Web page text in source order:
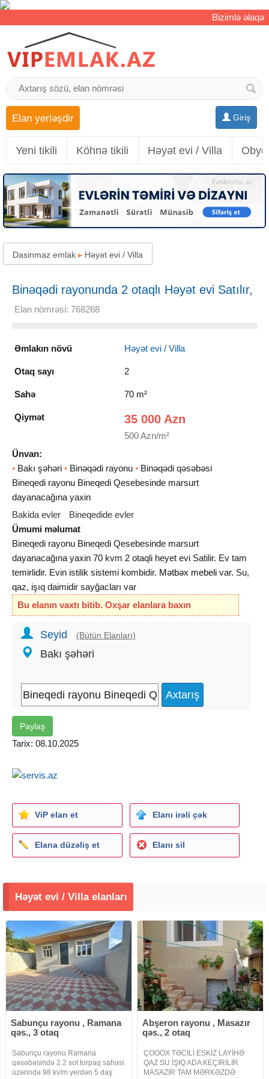
Bizimlə əlaqə
Giriş
Elan yerləşdir
Yeni tikili Köhnə tikili Həyət evi / Villa
Dasinmaz emlak ▸ Həyət evi / Villa
Binəqədi rayonunda 2 otaqlı Həyət evi Satılır,
70 m²
Elan nömrəsi: 768268
Əmlakın növü Həyət evi / Villa
Otaq sayı 2
Sahə 70 m²
Qiymət 35 000 Azn
500 Azn/m²
Ünvan:
• Bakı şəhəri • Binəqədi rayonu • Binəqədi qəsəbəsi
Bineqedi rayonu Bineqedi Qesebesinde marsurt
dayanacağına yaxin
Bakida evler
Bineqedide evler
Ümumi məlumat
Bineqedi rayonu Bineqedi Qesebesinde marsurt
dayanacağına yaxin 70 kvm 2 otaqli heyet evi Satilir. Ev tam
temirlidir. Evin istilik sistemi kombidir. Mətbəx mebeli var. Su,
qaz, işıq daimidir sayğacları var
Bu elanın vaxtı bitib. Oxşar elanlara baxın
Seyid (Bütün Elanları)
Bakı şəhəri
Paylaş
Tarix: 08.10.2025
ViP elan et Elanı irəli çək
Elana düzəliş et Elanı sil
Həyət evi / Villa elanları
Sabunçu rayonu , Ramana
qəs., 3 otaq
Sabunçu rayonu Ramana
qəsəbəsində 2.2 sot torpaq sahəsi
üzərində 98 kv/m yerdən 5 daş
Abşeron rayonu , Masazır
qəs., 2 otaq
ÇOOOX TƏCİLİ ESKİZ LAYİHƏ
QAZ SU İŞIQ ADA KEÇİRİLİR
MASAZIR TAM MƏRKƏZDƏ